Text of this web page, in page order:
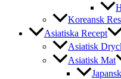
Koreansk
Asiatiska Recept
Asiatisk
Asiatisk Mat